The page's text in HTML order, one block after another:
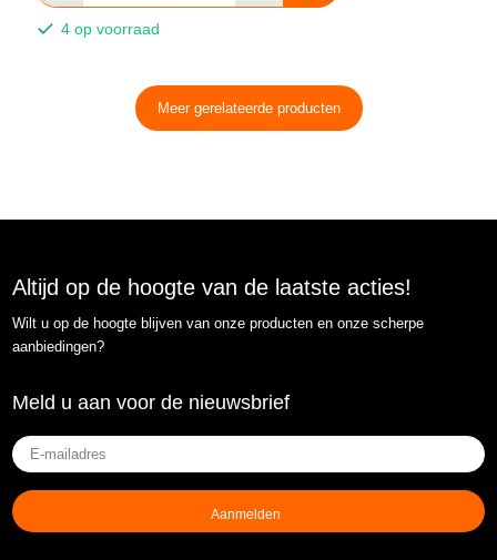
4 op voorraad
Meer gerelateerde producten
Altijd op de hoogte van de laatste acties!
Wilt u op de hoogte blijven van onze producten en onze scherpe
aanbiedingen?
Meld u aan voor de nieuwsbrief
E-
mailadres
(Vereist)